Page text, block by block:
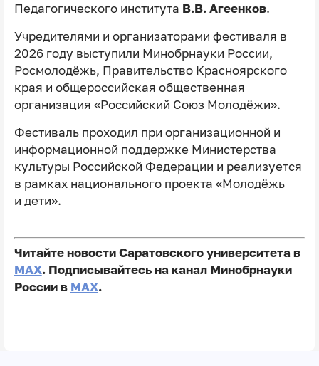
Педагогического института В.В. Агеенков.
Учредителями и организаторами фестиваля в
2026 году выступили Минобрнауки России,
Росмолодёжь, Правительство Красноярского
края и общероссийская общественная
организация «Российский Союз Молодёжи».
Фестиваль проходил при организационной и
информационной поддержке Министерства
культуры Российской Федерации и реализуется
в рамках национального проекта «Молодёжь
и дети».
Читайте новости Саратовского университета в
MAX. Подписывайтесь на канал Минобрнауки
России в MAX.